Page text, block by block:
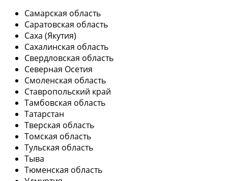
Самарская область
Саратовская область
Саха (Якутия)
Сахалинская область
Свердловская область
Северная Осетия
Смоленская область
Ставропольский край
Тамбовская область
Татарстан
Тверская область
Томская область
Тульская область
Тыва
Тюменская область